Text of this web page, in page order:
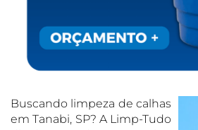
Buscando limpeza de calhas
em Tanabi, SP? A Limp-Tudo